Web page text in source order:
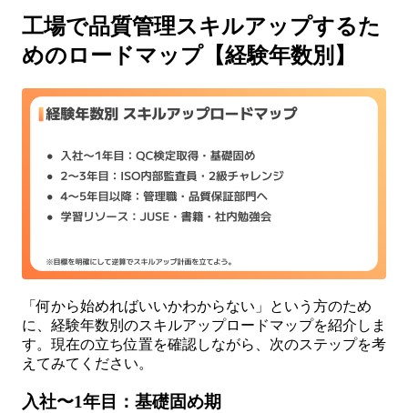
工場で品質管理スキルアップするた
めのロードマップ【経験年数別】
「何から始めればいいかわからない」という方のため
に、経験年数別のスキルアップロードマップを紹介しま
す。現在の立ち位置を確認しながら、次のステップを考
えてみてください。
入社〜1年目：基礎固め期